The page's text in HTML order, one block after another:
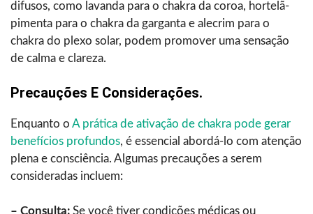
difusos, como lavanda para o chakra da coroa, hortelã-
pimenta para o chakra da garganta e alecrim para o
chakra do plexo solar, podem promover uma sensação
de calma e clareza.
Precauções E Considerações.
Enquanto o A prática de ativação de chakra pode gerar
benefícios profundos, é essencial abordá-lo com atenção
plena e consciência. Algumas precauções a serem
consideradas incluem:
– Consulta: Se você tiver condições médicas ou